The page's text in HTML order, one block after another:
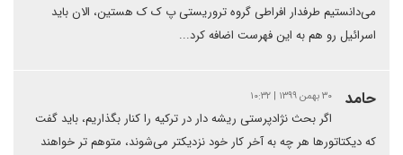
می‌دانستیم طرفدار افراطی گروه تروریستی پ ک ک هستین‌، الان باید
اسرائیل رو هم به این فهرست اضافه کرد...
حامد ۳۰ بهمن ۱۳۹۹ | ۱۰:۳۲
اگر بحث نژادپرستی ریشه دار در ترکیه را کنار بگذاریم، باید گفت
که دیکتاتورها هر چه به آخر کار خود نزدیکتر می‌شوند، متوهم تر خواهند